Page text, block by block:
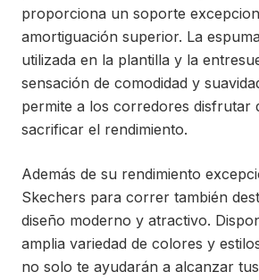
proporciona un soporte
amortiguación superior. La
utilizada en la plantilla y la
sensación de comodidad y
permite a los corredores disfrutar
sacrificar el rendimiento.
Además de su rendimiento
Skechers para correr también
diseño moderno y atractivo.
amplia variedad de colores y
no solo te ayudarán a alcanzar